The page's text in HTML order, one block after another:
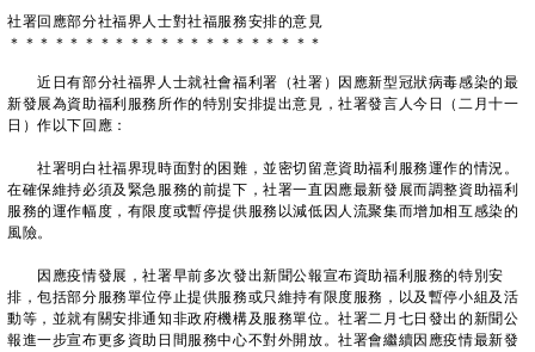
社署回應部分社福界人士對社福服務安排的意見
＊ ＊ ＊ ＊ ＊ ＊ ＊ ＊ ＊ ＊ ＊ ＊ ＊ ＊ ＊ ＊ ＊ ＊ ＊ ＊ ＊
近日有部分社福界人士就社會福利署（社署）因應新型冠狀病毒感染的最
新發展為資助福利服務所作的特別安排提出意見，社署發言人今日（二月十一
日）作以下回應：
社署明白社福界現時面對的困難，並密切留意資助福利服務運作的情況。
在確保維持必須及緊急服務的前提下，社署一直因應最新發展而調整資助福利
服務的運作幅度，有限度或暫停提供服務以減低因人流聚集而增加相互感染的
風險。
因應疫情發展，社署早前多次發出新聞公報宣布資助福利服務的特別安
排，包括部分服務單位停止提供服務或只維持有限度服務，以及暫停小組及活
動等，並就有關安排通知非政府機構及服務單位。社署二月七日發出的新聞公
報進一步宣布更多資助日間服務中心不對外開放。社署會繼續因應疫情最新發